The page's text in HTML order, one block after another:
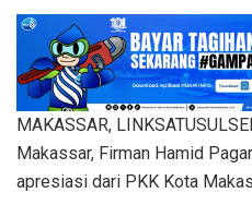
MAKASSAR,
Makassar, Firman Hamid
apresiasi dari PKK Kota